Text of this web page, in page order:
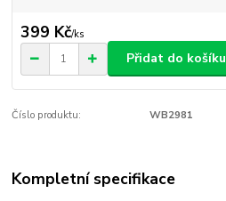
399 Kč/ks
Přidat do košíku
Číslo produktu: WB2981
Kompletní specifikace